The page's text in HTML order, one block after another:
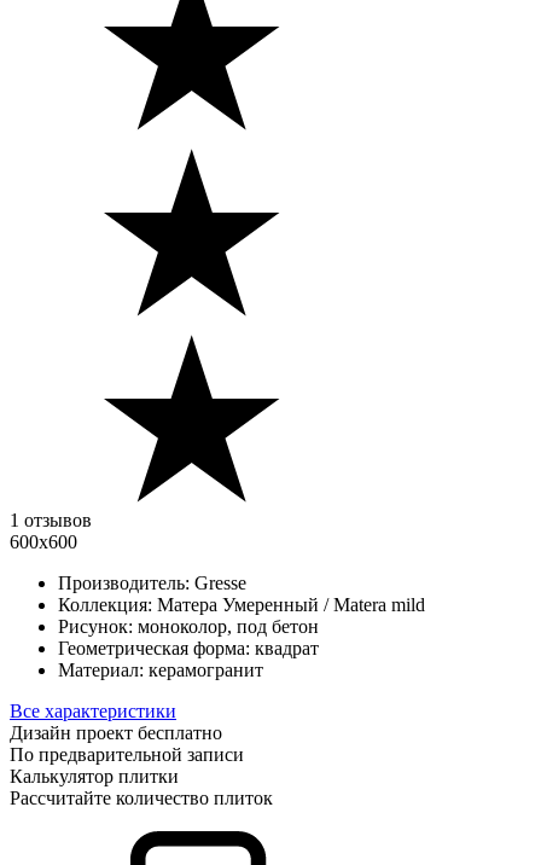
1 отзывов
600х600
Производитель: Gresse
Коллекция: Матера Умеренный / Matera mild
Рисунок: моноколор, под бетон
Геометрическая форма: квадрат
Материал: керамогранит
Все характеристики
Дизайн проект бесплатно
По предварительной записи
Калькулятор плитки
Рассчитайте количество плиток